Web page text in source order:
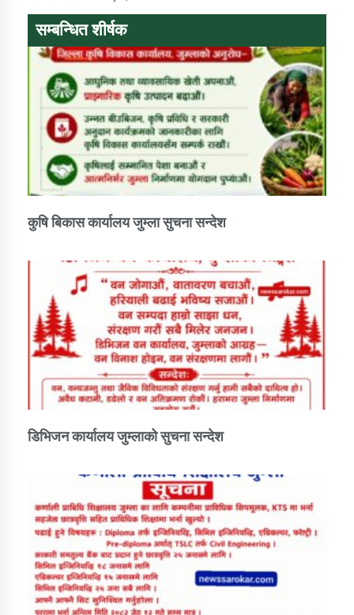
तातोपानी गाउँपालिका जुम्लाको सूचना
तातोपानी गाउँपालिका जुम्लाको सूचना
सम्बन्धित शीर्षक
कुषि बिकास कार्यालय जुम्ला सुचना सन्देश
डिभिजन कार्यालय जुम्लाको सुचना सन्देश